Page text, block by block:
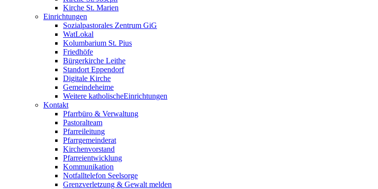
Kirche St. Marien
Einrichtungen
Sozialpastorales Zentrum GiG
WatLokal
Kolumbarium St. Pius
Friedhöfe
Bürgerkirche Leithe
Standort Eppendorf
Digitale Kirche
Gemeindeheime
Weitere katholische­­Einrichtungen
Kontakt
Pfarrbüro & Verwaltung
Pastoralteam
Pfarreileitung
Pfarrgemeinderat
Kirchenvorstand
Pfarreientwicklung
Kommunikation
Notfalltelefon Seelsorge
Grenzverletzung & Gewalt melden